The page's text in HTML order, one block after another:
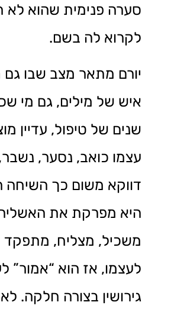
סערה פנימית שהוא לא
לקרוא לה בשם.
יורם מתאר מצב שבו גם
איש של מילים, גם מי
שנים של טיפול, עדיין
עצמו כואב, נסער,
דווקא משום כך השיחה
היא מפרקת את
משכיל, מצליח, מתפקד
לעצמו, אז הוא “אמור”
גירושין בצורה חלקה. לא.